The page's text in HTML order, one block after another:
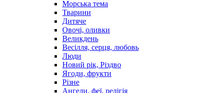
Морська тема
Тварини
Дитяче
Овочі, оливки
Великдень
Весілля, серця, любовь
Люди
Новий рік, Різдво
Ягоди, фрукти
Різне
Ангели, феї, релігія